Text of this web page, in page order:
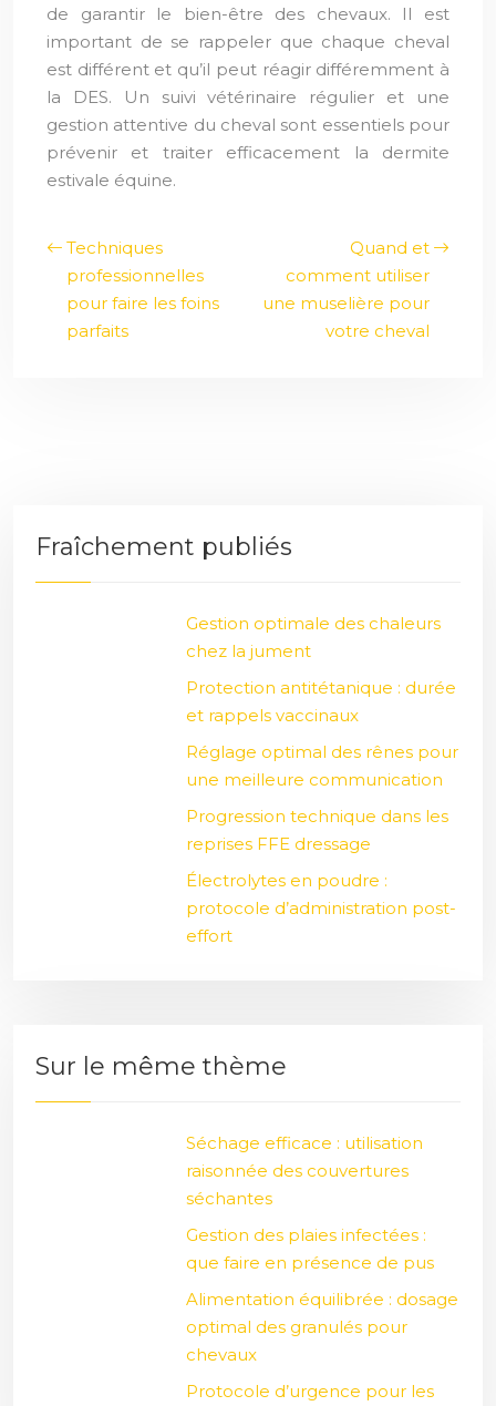
de garantir le bien-être des chevaux. Il est
important de se rappeler que chaque cheval
est différent et qu’il peut réagir différemment à
la DES. Un suivi vétérinaire régulier et une
gestion attentive du cheval sont essentiels pour
prévenir et traiter efficacement la dermite
estivale équine.
Techniques
professionnelles
pour faire les foins
parfaits
Quand et
comment utiliser
une muselière pour
votre cheval
Fraîchement publiés
Gestion optimale des chaleurs
chez la jument
Protection antitétanique : durée
et rappels vaccinaux
Réglage optimal des rênes pour
une meilleure communication
Progression technique dans les
reprises FFE dressage
Électrolytes en poudre :
protocole d’administration post-
effort
Sur le même thème
Séchage efficace : utilisation
raisonnée des couvertures
séchantes
Gestion des plaies infectées :
que faire en présence de pus
Alimentation équilibrée : dosage
optimal des granulés pour
chevaux
Protocole d’urgence pour les